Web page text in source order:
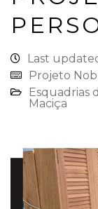
Last
Projeto
Esquadrias
Maciça